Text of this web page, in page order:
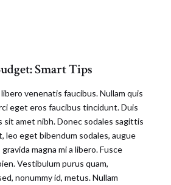
Smart Tips
venenatis faucibus. Nullam quis
eget eros faucibus tincidunt. Duis
sit amet nibh. Donec sodales sagittis
leo eget bibendum sodales, augue
magna mi a libero. Fusce
Vestibulum purus quam,
nonummy id, metus. Nullam